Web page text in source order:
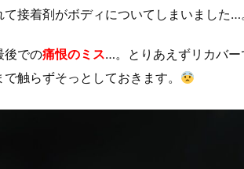
て接着剤がボディについてしまいました…
後での痛恨のミス…。とりあえずリカバ
触らずそっとしておきます。